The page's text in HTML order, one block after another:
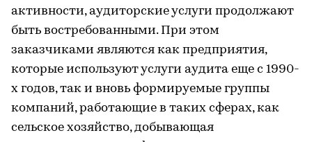
активности, аудиторские услуги продолжают
быть востребованными. При этом
заказчиками являются как предприятия,
которые используют услуги аудита еще с 1990-
х годов, так и вновь формируемые группы
компаний, работающие в таких сферах, как
сельское хозяйство, добывающая